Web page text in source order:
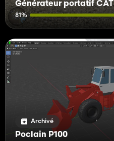
Générateur portatif CAT
81%
Archivé
Poclain P100